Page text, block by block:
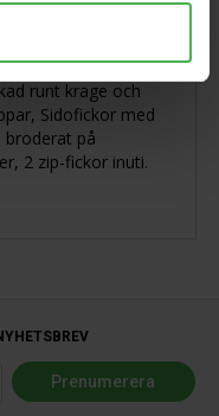
foder och
logo på
krage, Avtagbar
runt krage och
Sidofickor med
broderat på
2 zip-fickor inuti.